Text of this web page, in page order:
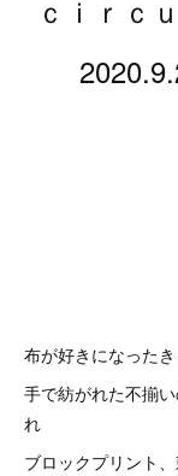
ｃｉｒｃ
布が好きになった
手で紡がれた不揃
れ
ブロックプリント